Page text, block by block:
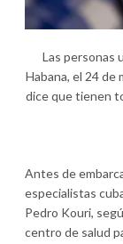
Las personas
Habana, el 24 de
dice que tienen
Antes de
especialistas
Pedro Kouri,
centro de salud